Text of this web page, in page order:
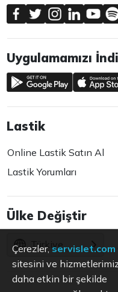
Uygulamamızı
Lastik
Online Lastik Satın Al
Lastik Yorumları
Ülke Değiştir
Türkiye
Çerezler, servislet.com
sitesini ve
daha etkin bir şekilde